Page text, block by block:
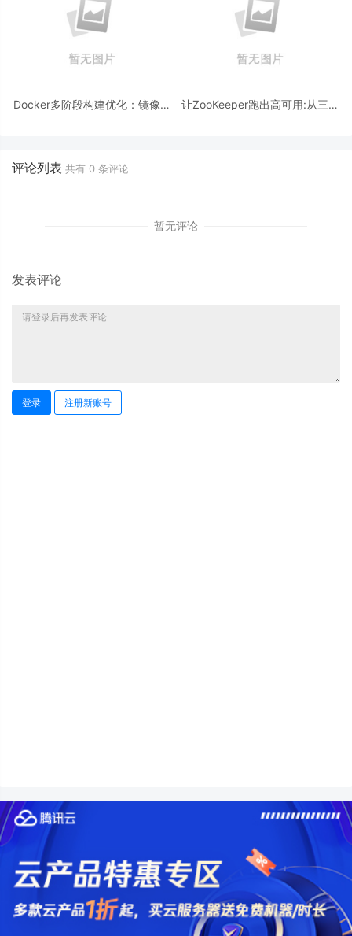
Docker多阶段构建优化：镜像体
让ZooKeeper跑出高可用:从三节
评论列表 共有 0 条评论
暂无评论
发表评论
登录 注册新账号